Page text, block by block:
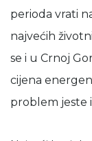
perioda vrati
najvećih
se i u Crnoj
cijena
problem jeste